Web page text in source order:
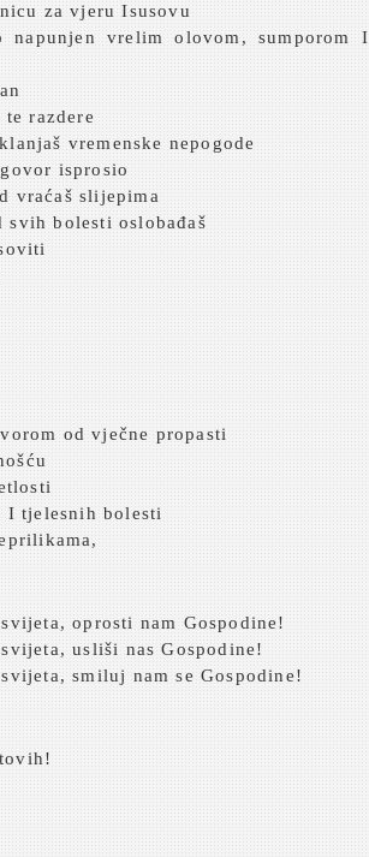
za vjeru Isusovu
vrelim olovom, sumporom I
razdere
vremenske nepogode
isprosio
vraćaš slijepima
bolesti oslobađaš
od vječne propasti
I tjelesnih bolesti
oprosti nam Gospodine!
usliši nas Gospodine!
smiluj nam se Gospodine!